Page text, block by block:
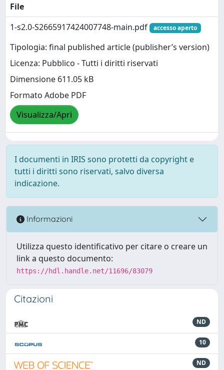
File
1-s2.0-S2665917424007748-main.pdf
accesso aperto
Tipologia: final published article (publisher’s version)
Licenza: Pubblico - Tutti i diritti riservati
Dimensione 611.05 kB
Formato Adobe PDF
Visualizza/Apri
I documenti in IRIS sono protetti da copyright e
tutti i diritti sono riservati, salvo diversa
indicazione.
Informazioni
Utilizza questo identificativo per citare o creare un
link a questo documento:
https://hdl.handle.net/11696/83079
Citazioni
ND
10
ND